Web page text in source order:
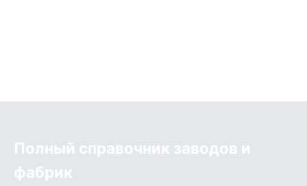
Полный справочник заводов и
фабрик